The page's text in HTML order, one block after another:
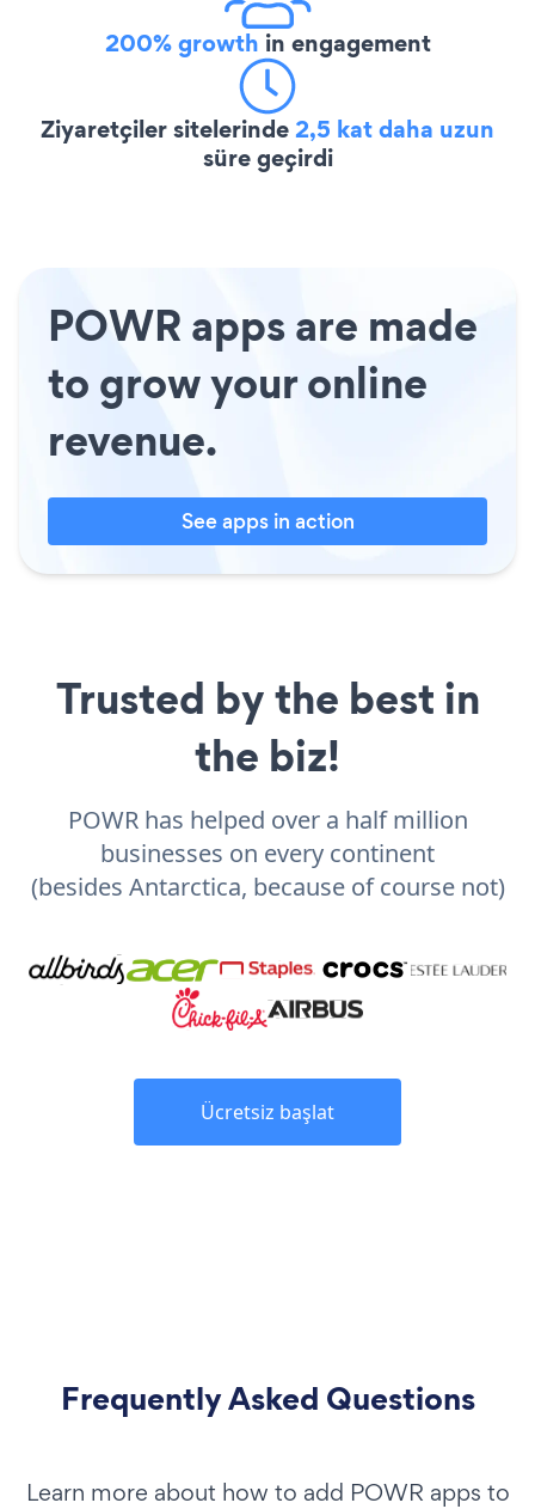
200% growth in engagement
Ziyaretçiler sitelerinde2,5 kat daha uzun
süre geçirdi
POWR apps are made
to grow your online
revenue.
See apps in action
Trusted by the best in
the biz!
POWR has helped over a half million
businesses on every continent
(besides Antarctica, because of course not)
Ücretsiz başlat
Frequently Asked Questions
Learn more about how to add POWR apps to